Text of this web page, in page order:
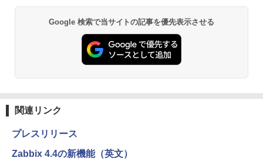
Google 検索で当サイトの記事を優先表示させる
関連リンク
プレスリリース
Zabbix 4.4の新機能（英文）